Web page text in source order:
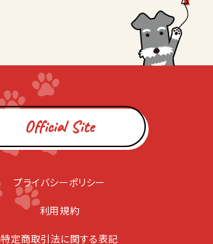
Official Site
プライバシーポリシー
利用規約
特定商取引法に関する表記